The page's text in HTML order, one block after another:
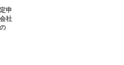
申
社